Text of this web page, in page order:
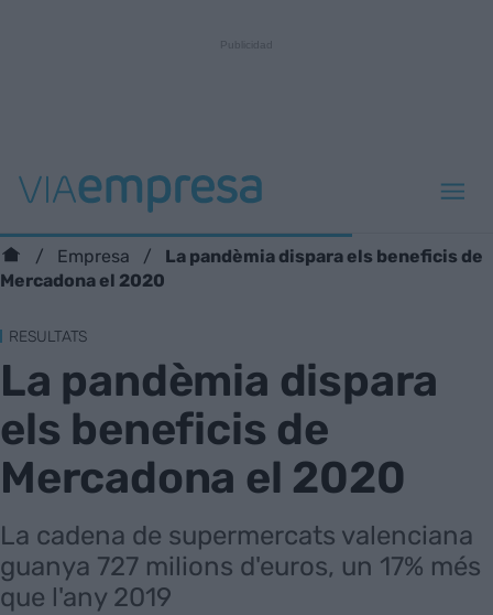
Empresa
La pandèmia dispara els beneficis de
Mercadona el 2020
RESULTATS
La pandèmia dispara
els beneficis de
Mercadona el 2020
La cadena de supermercats valenciana
guanya 727 milions d'euros, un 17% més
que l'any 2019